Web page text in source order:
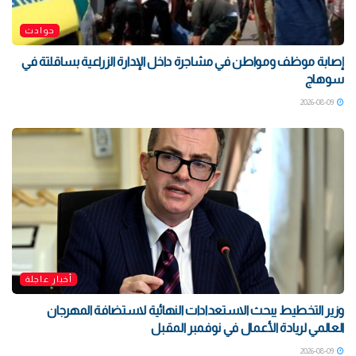
حوادث
إصابة موظف ومواطن في مشاجرة داخل الإدارة الزراعية بساقلتة في
سوهاج
أخبار عاجلة
وزير التخطيط يبحث الاستعدادات النهائية لاستضافة المهرجان
العالمي لريادة الأعمال في نوفمبر المقبل